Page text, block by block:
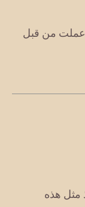
عملت من قبل
مثل هذه